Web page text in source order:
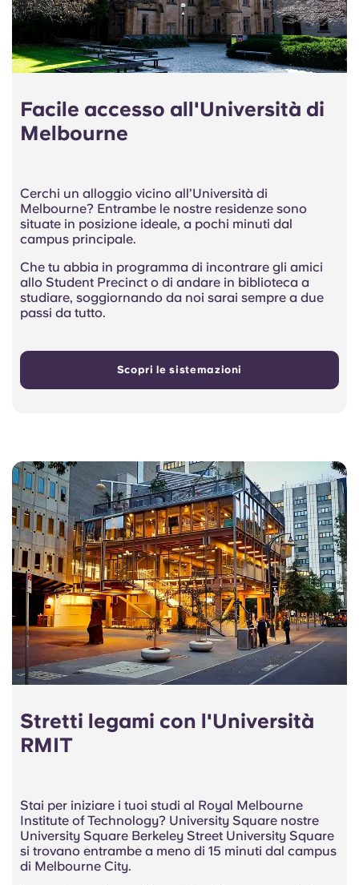
Facile accesso all'Università di
Melbourne
Cerchi un alloggio vicino all’Università di
Melbourne? Entrambe le nostre residenze sono
situate in posizione ideale, a pochi minuti dal
campus principale.
Che tu abbia in programma di incontrare gli amici
allo Student Precinct o di andare in biblioteca a
studiare, soggiornando da noi sarai sempre a due
passi da tutto.
Scopri le sistemazioni
Stretti legami con l'Università
RMIT
Stai per iniziare i tuoi studi al Royal Melbourne
Institute of Technology? University Square nostre
University Square Berkeley Street University Square
si trovano entrambe a meno di 15 minuti dal campus
di Melbourne City.